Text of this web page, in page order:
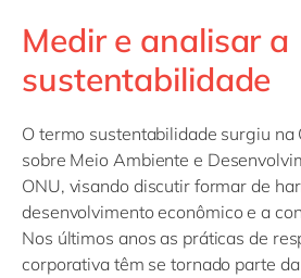
Medir e analisar a
sustentabilidade
O termo sustentabilidade surgiu na
sobre Meio Ambiente e
ONU, visando discutir formar de
desenvolvimento econômico e a
Nos últimos anos as práticas de
corporativa têm se tornado parte